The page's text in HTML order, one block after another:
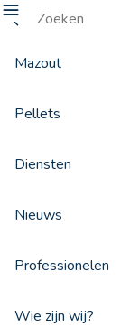
Mazout
Pellets
Diensten
Nieuws
Professionelen
Wie zijn wij?
zaak
Koop uw
ProxiFuel-